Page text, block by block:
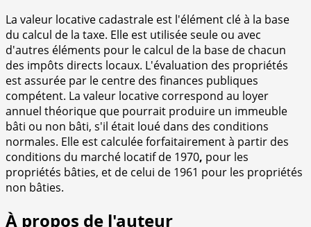
La valeur locative cadastrale est l'élément clé à la base
du calcul de la taxe. Elle est utilisée seule ou avec
d'autres éléments pour le calcul de la base de chacun
des impôts directs locaux. L'évaluation des propriétés
est assurée par le centre des finances publiques
compétent. La valeur locative correspond au loyer
annuel théorique que pourrait produire un immeuble
bâti ou non bâti, s'il était loué dans des conditions
normales. Elle est calculée forfaitairement à partir des
conditions du marché locatif de 1970, pour les
propriétés bâties, et de celui de 1961 pour les propriétés
non bâties.
À propos de l'auteur